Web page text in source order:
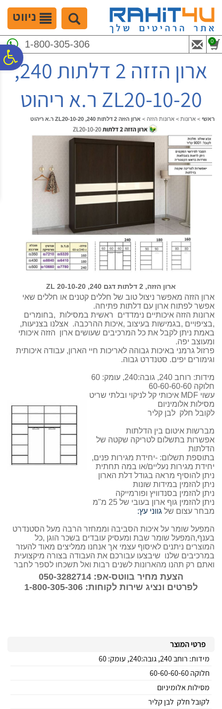
נגישות
המרכזי
ניווט
1-800-305-306 0
ארון הזזה 2 דלתות 240,
ZL20-10-20 ר.א ריהוט
ראשי > ארונות > ארונות הזזה > ארון הזזה 2 דלתות 240, ZL20-10-20 ר.א ריהוט
ארון הזזה, 2 דלתות דגם 240, ZL 20-10-20
ארון הזזה מאפשר ניצול טוב של חללים קטנים או חללים שאי
אפשר לפתוח ארון עם דלתות פתיחה.
ארונות הזזה איכותיים נימדדים ראשית במסילות ,בחומרים
,בציפויים ,בגמישות בעיצוב ,איכות ההרכבה. אצלנו בצניעות,
באמת ניתן לקבל את כל המרכיבים שעושים ארון הזזה איכותי
ומעוצב יפה.
פרזול גרמני באיכות גבוהה לאריכות חיי הארון, עבודה איכותית
וגימורים יפים. סטנדרט גבוה.
מידות: רוחב 240, גובה:240, עומק: 60
חלוקה 60-60-60-60
עשוי MDF איכותי קל לניקוי ובלתי שריט
מסילות אלומיניום
לקובל חלק לבן קליר
מברשות איטום בין הדלתות
אפשרות בתשלום לטריקה שקטה של
הדלתות
בתוספת תשלום: -יחידת מגירות פנים,
יחידת מגירות נעליים/או במה תחתית
ניתן להוסיף מראה בגודל דלת הארון
ניתן להזמין במידות שונות
ניתן להזמין בסנדוויץ ופורמייקה
ניתן להזמין גוף ארון בעובי של 25 מ"מ
מבחר עצום של גווני עץ:
המפעל שומר על איכות הסביבה וממחזר הרבה מעל הסטנדרט
בענף,המפעל שומר שבת ומעסיק עובדים בשכר הוגן ,כל
המוצרים ניתנים לאיסוף עצמי אך אנחנו ממליצים מאוד להעזר
במרכיבים שלנו שיבצעו עבורכם את העבודה בצורה מיקצועית
ואתם רק תהנו מהארונות לשנים רבות ואל תשכחו לספר לחבר
הצעת מחיר בווטס-אפ: 050-3282714
לפרטים ונציג שירות לקוחות: 1-800-305-306
פרטי המוצר
מידות: רוחב 240, גובה:240, עומק: 60
חלוקה 60-60-60-60
מסילות אלומיניום
לקובל חלק לבן קליר